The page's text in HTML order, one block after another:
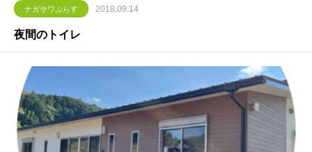
ナガサワぷらす 2018.09.14
夜間のトイレ